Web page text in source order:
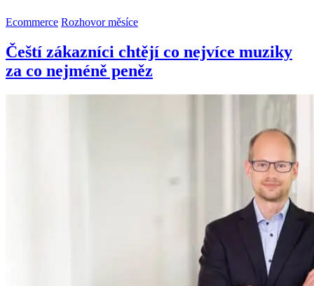
Ecommerce Rozhovor měsíce
Čeští zákazníci chtějí co nejvíce muziky
za co nejméně peněz